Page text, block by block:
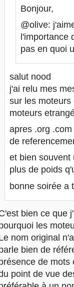
Bonjour,
@olive:
l'importance
pas en quoi
salut nood
j'ai relu mes
sur les
moteurs
apres .org
de
et bien souvent
plus de poids
bonne soirée a
bien ce que
les
nom original
bien de
de mots
point de vue